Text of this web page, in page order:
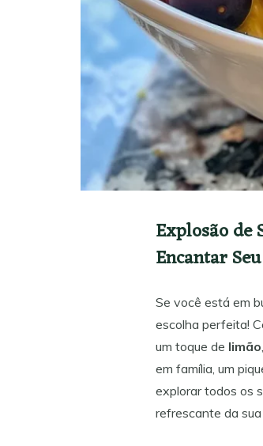
Explosão de
Encantar
Se você está em
escolha perfeita!
um toque de limão
em família, um
explorar todos os
refrescante da sua